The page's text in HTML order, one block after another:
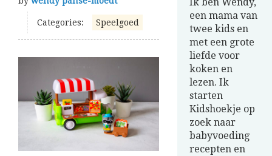
Categories: Speelgoed
een mama van
twee kids en
met een grote
liefde voor
koken en
lezen. Ik
starten
Kidshoekje op
zoek naar
babyvoeding
recepten en